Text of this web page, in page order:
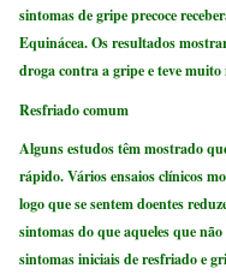
sintomas de gripe precoce
Equinácea. Os resultados
droga contra a gripe e teve muito
Resfriado comum
Alguns estudos têm mostrado
rápido. Vários ensaios clínicos
logo que se sentem doentes
sintomas do que aqueles que
sintomas iniciais de resfriado e